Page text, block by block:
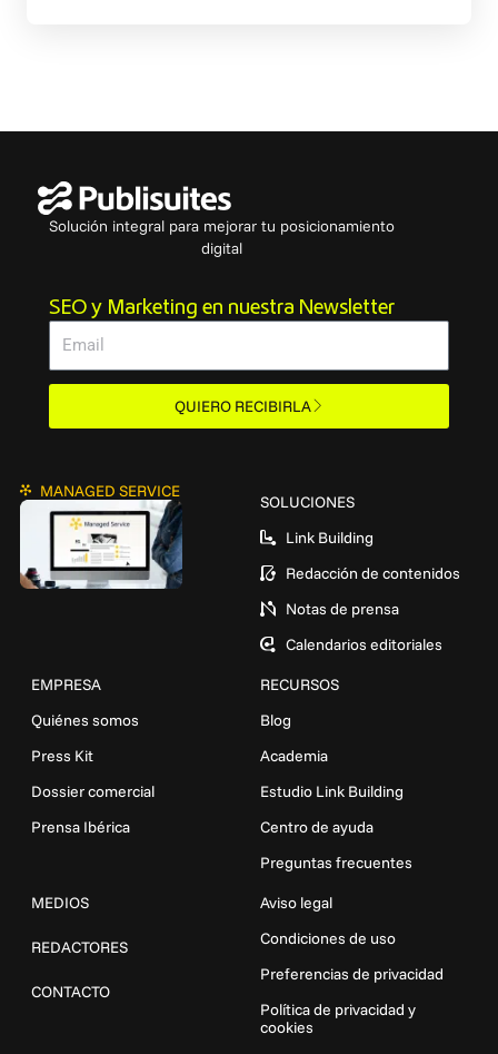
Solución integral para mejorar tu posicionamiento
digital
SEO y Marketing en nuestra Newsletter
Email
QUIERO RECIBIRLA
MANAGED SERVICE
SOLUCIONES
Link Building
Redacción de contenidos
Notas de prensa
Calendarios editoriales
EMPRESA
Quiénes somos
Press Kit
Dossier comercial
Prensa Ibérica
RECURSOS
Blog
Academia
Estudio Link Building
Centro de ayuda
Preguntas frecuentes
MEDIOS
REDACTORES
CONTACTO
Aviso legal
Condiciones de uso
Preferencias de privacidad
Política de privacidad y
cookies